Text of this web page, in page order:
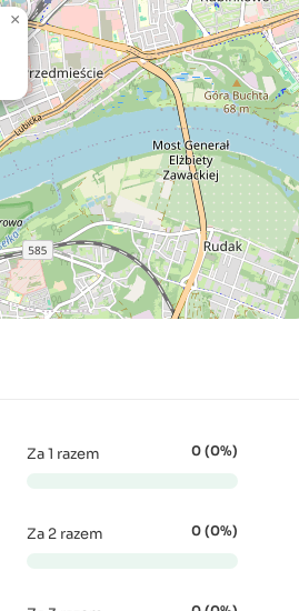
×
Za 1 razem 0 (0%)
Za 2 razem 0 (0%)